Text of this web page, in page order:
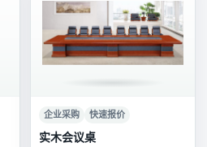
企业采购 快速报价
实木会议桌